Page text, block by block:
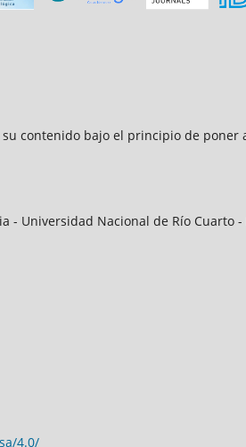
contenido bajo el principio de
- Universidad Nacional de Río Cuarto -
4.0/